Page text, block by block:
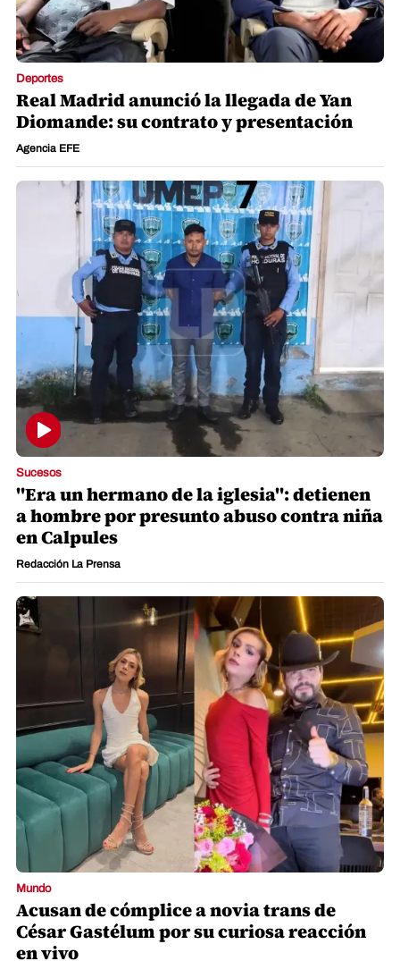
Deportes
Real Madrid anunció la llegada de Yan
Diomande: su contrato y presentación
Agencia EFE
Sucesos
"Era un hermano de la iglesia": detienen
a hombre por presunto abuso contra niña
en Calpules
Redacción La Prensa
Mundo
Acusan de cómplice a novia trans de
César Gastélum por su curiosa reacción
en vivo